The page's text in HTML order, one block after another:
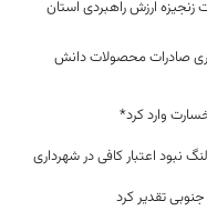
ارزش راهبردی استان
صادرات محصولات دانش
وارد کرد*
اعتبار کافی در شهرداری